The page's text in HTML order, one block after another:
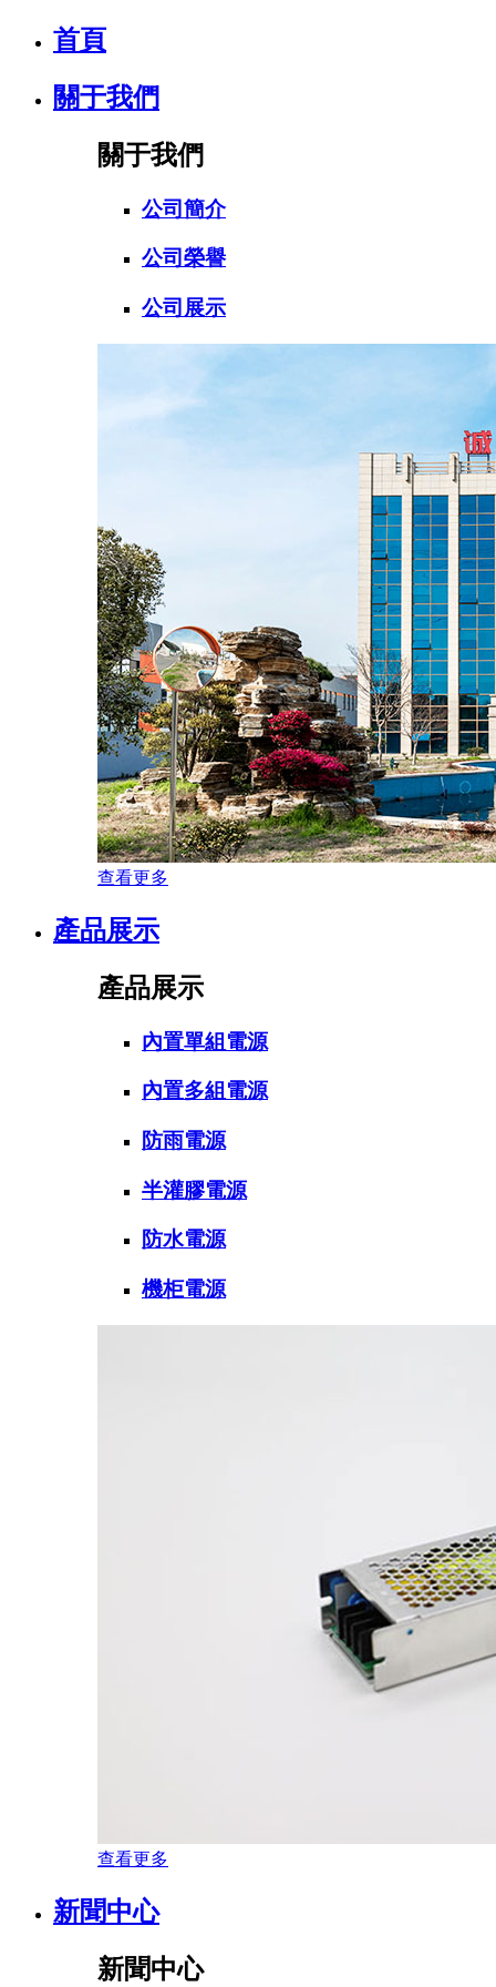
首頁
關于我們
關于我們
公司簡介
公司榮譽
公司展示
查看更多
產品展示
產品展示
內置單組電源
內置多組電源
防雨電源
半灌膠電源
防水電源
機柜電源
查看更多
新聞中心
新聞中心